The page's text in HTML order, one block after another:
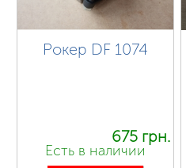
Рокер DF 1074
675 грн.
Есть в наличии